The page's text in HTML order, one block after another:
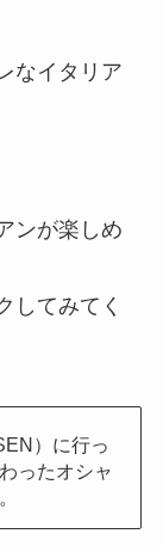
なイタリア
ンが楽しめ
してみてく
）に行っ
ったオシャ